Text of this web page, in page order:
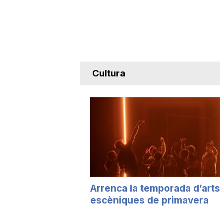
a
t
Cultura
Arrenca la temporada d’arts
escèniques de primavera